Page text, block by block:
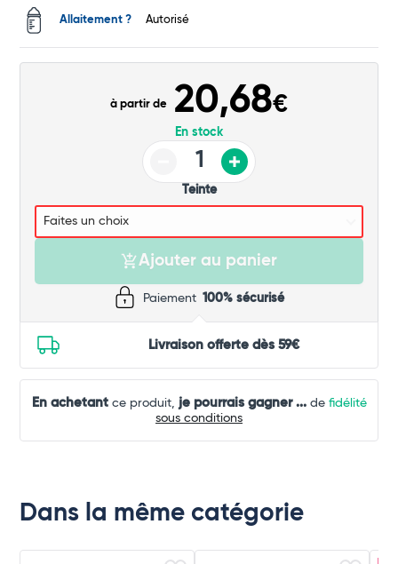
Allaitement ? Autorisé
à partir de 20,68€
En stock
Teinte
Ajouter au panier
Paiement 100% sécurisé
Livraison offerte dès 59€
En achetantce produit, je pourrais gagner ...de fidélité
sous conditions
Dans la même catégorie